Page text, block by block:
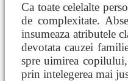
Ca toate celelalte
de complexitate.
insumeaza atributele
devotata cauzei
spre uimirea
prin intelegerea mai